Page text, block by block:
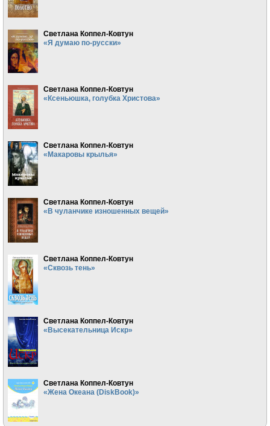
Светлана Коппел-Ковтун
«Я думаю по-русски»
Светлана Коппел-Ковтун
«Ксеньюшка, голубка Христова»
Светлана Коппел-Ковтун
«Макаровы крылья»
Светлана Коппел-Ковтун
«В чуланчике изношенных вещей»
Светлана Коппел-Ковтун
«Сквозь тень»
Светлана Коппел-Ковтун
«Высекательница Искр»
Светлана Коппел-Ковтун
«Жена Океана (DiskBook)»